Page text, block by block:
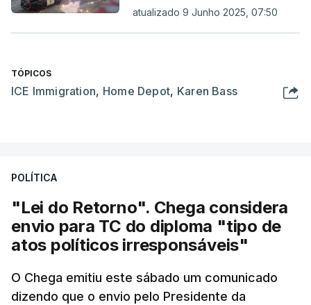
atualizado 9 Junho 2025, 07:50
TÓPICOS
ICE Immigration, Home Depot, Karen Bass
POLÍTICA
"Lei do Retorno". Chega considera
envio para TC do diploma "tipo de
atos políticos irresponsáveis"
O Chega emitiu este sábado um comunicado
dizendo que o envio pelo Presidente da